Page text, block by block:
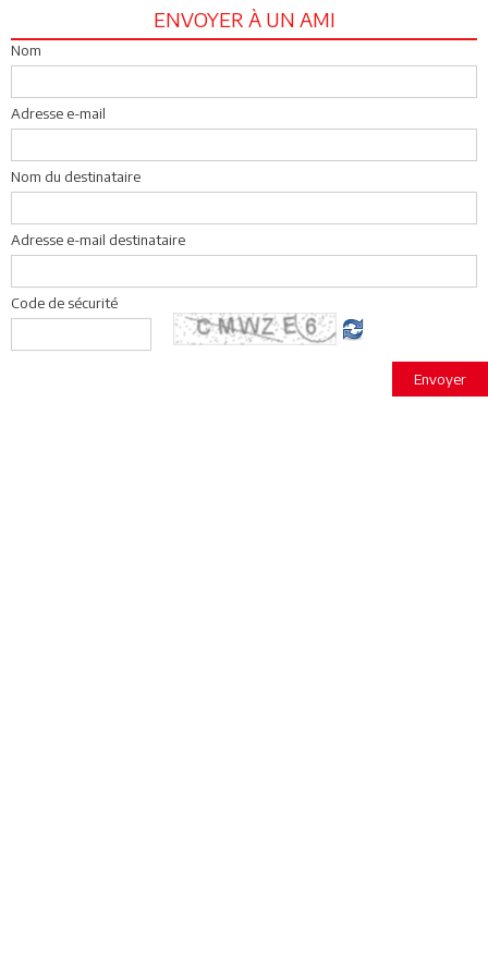
ENVOYER À UN AMI
Nom
Adresse e-mail
Nom du destinataire
Adresse e-mail destinataire
Code de sécurité
Envoyer